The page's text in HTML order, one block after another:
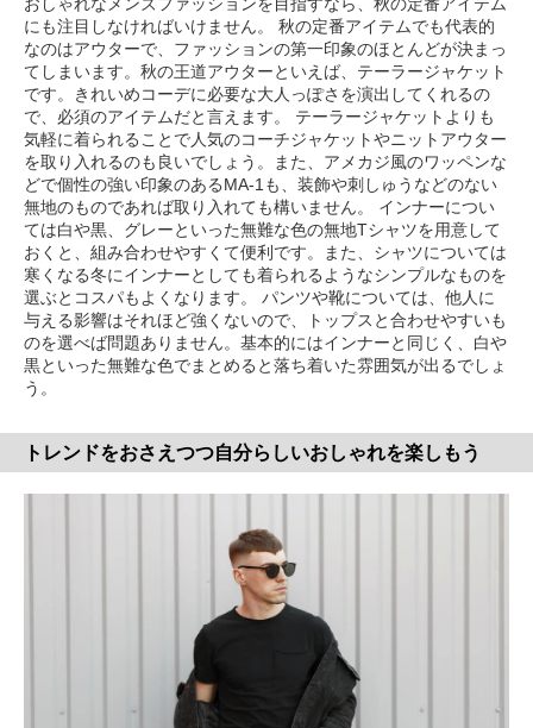
にも注目しなければいけません。 秋の定番アイテムでも代表的
なのはアウターで、ファッションの第一印象のほとんどが決まっ
てしまいます。秋の王道アウターといえば、テーラージャケット
です。きれいめコーデに必要な大人っぽさを演出してくれるの
で、必須のアイテムだと言えます。 テーラージャケットよりも
気軽に着られることで人気のコーチジャケットやニットアウター
を取り入れるのも良いでしょう。また、アメカジ風のワッペンな
どで個性の強い印象のあるMA-1も、装飾や刺しゅうなどのない
無地のものであれば取り入れても構いません。 インナーについ
ては白や黒、グレーといった無難な色の無地Tシャツを用意して
おくと、組み合わせやすくて便利です。また、シャツについては
寒くなる冬にインナーとしても着られるようなシンプルなものを
選ぶとコスパもよくなります。 パンツや靴については、他人に
与える影響はそれほど強くないので、トップスと合わせやすいも
のを選べば問題ありません。基本的にはインナーと同じく、白や
黒といった無難な色でまとめると落ち着いた雰囲気が出るでしょ
う。
トレンドをおさえつつ自分らしいおしゃれを楽しもう